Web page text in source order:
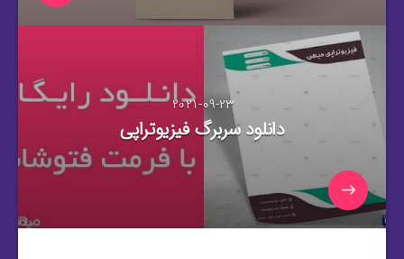
2021-09-23
دانلود سربرگ فیزیوتراپی